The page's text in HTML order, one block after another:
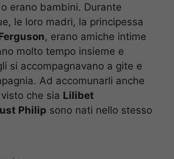
erano bambini. Durante
le loro madri, la principessa
, erano amiche intime
molto tempo insieme e
si accompagnavano a gite e
Ad accomunarli anche
che sia Lilibet
Philip sono nati nello stesso